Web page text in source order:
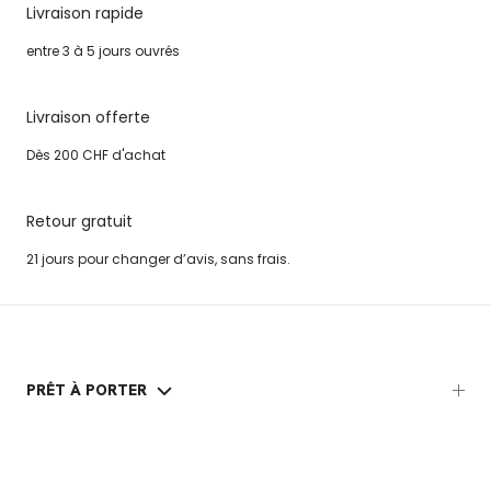
Livraison rapide
entre 3 à 5 jours ouvrés
Livraison offerte
Dès 200 CHF d'achat
Retour gratuit
21 jours pour changer d’avis, sans frais.
PRÊT À PORTER